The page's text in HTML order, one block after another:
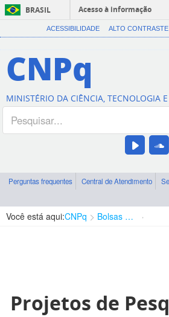
BRASIL
Acesso à informação
ACESSIBILIDADE ALTO CONTRASTE
CNPq
MINISTÉRIO DA CIÊNCIA, TECNOLOGIA
Perguntas frequentes Central de Atendimento
Você está aqui:CNPq Bolsas e Auxílios Vigentes
Projetos de